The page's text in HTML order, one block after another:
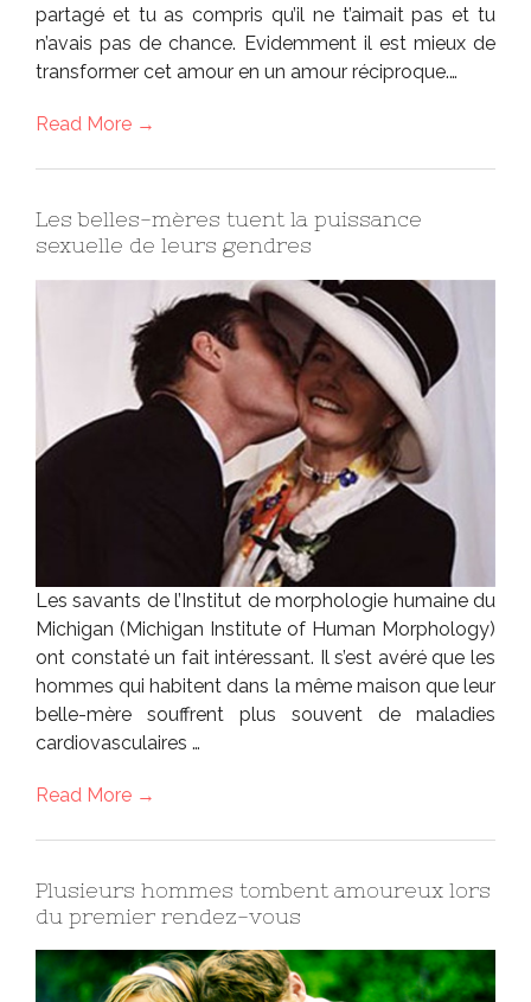
partagé et tu as compris qu’il ne t’aimait pas et tu
n’avais pas de chance. Evidemment il est mieux de
transformer cet amour en un amour réciproque.…
Read More →
Les belles-mères tuent la puissance
sexuelle de leurs gendres
Les savants de l’Institut de morphologie humaine du
Michigan (Michigan Institute of Human Morphology)
ont constaté un fait intéressant. Il s’est avéré que les
hommes qui habitent dans la même maison que leur
belle-mère souffrent plus souvent de maladies
cardiovasculaires …
Read More →
Plusieurs hommes tombent amoureux lors
du premier rendez-vous